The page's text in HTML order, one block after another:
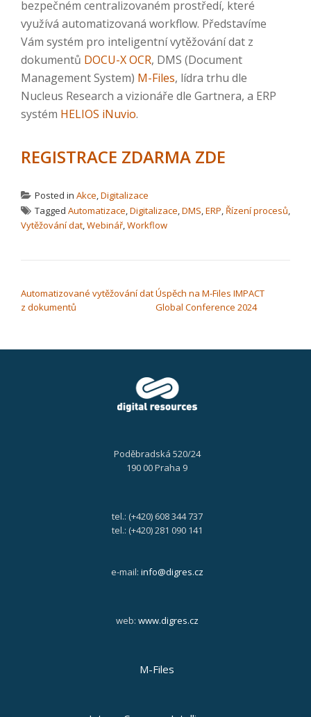
bezpečném centralizovaném prostředí, které
využívá automatizovaná workflow. Představíme
Vám systém pro inteligentní vytěžování dat z
dokumentů DOCU-X OCR, DMS (Document
Management System) M-Files, lídra trhu dle
Nucleus Research a vizionáře dle Gartnera, a ERP
systém HELIOS iNuvio.
REGISTRACE ZDARMA ZDE
Posted in Akce,Digitalizace
Tagged Automatizace,Digitalizace,DMS,ERP, Řízení procesů,
Vytěžování dat,Webinář,Workflow
Automatizované vytěžování dat
z dokumentů
Úspěch na M-Files IMPACT
Global Conference 2024
Poděbradská 520/24
190 00 Praha 9
tel.: (+420) 608 344 737
tel.: (+420) 281 090 141
e-mail: info@digres.cz
web: www.digres.cz
M-Files